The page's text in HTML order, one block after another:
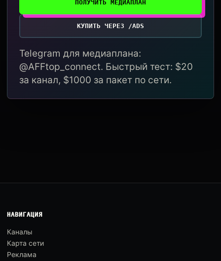
ПОЛУЧИТЬ МЕДИАПЛАН
КУПИТЬ ЧЕРЕЗ /ADS
Telegram для медиаплана:
@AFFtop_connect. Быстрый тест: $20
за канал, $1000 за пакет по сети.
НАВИГАЦИЯ
Каналы
Карта сети
Реклама